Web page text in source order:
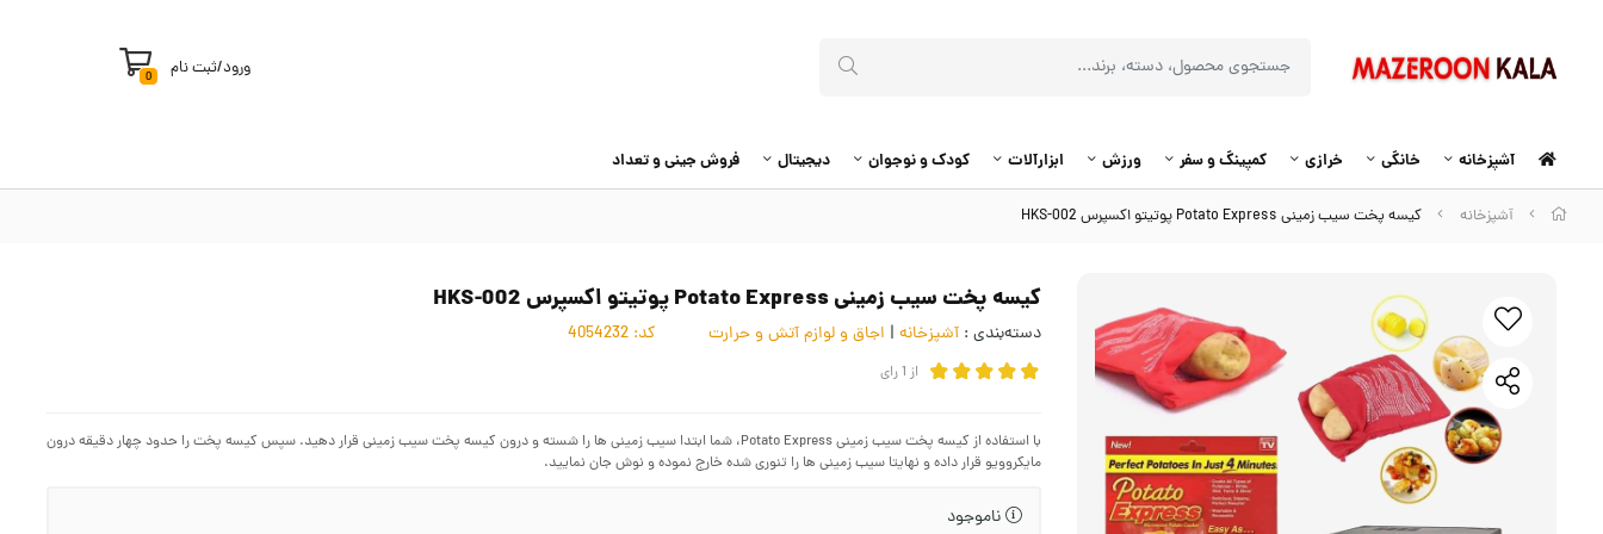
ورود/ثبت نام 0
آشپزخانه خانگی خرازی کمپینگ و سفر ورزش ابزارآلات کودک و نوجوان دیجیتال فروش جینی و تعداد
آشپزخانه کیسه پخت سیب زمینی Potato Express پوتیتو اکسپرس HKS-002
کیسه پخت سیب زمینی Potato Express پوتیتو اکسپرس HKS-002
دسته‌بندی : آشپزخانه | اجاق و لوازم آتش و حرارت کد:
از 1رای
با استفاده از کیسه پخت سیب زمینی Potato Express، شما ابتدا سیب زمینی ها را شسته و درون کیسه پخت سیب زمینی قرار دهید. سپس کیسه پخت را حدود چهار دقیقه درون
مایکروویو قرار داده و نهایتا سیب زمینی ها را تنوری شده خارج نموده و نوش جان نمایید.
ناموجود